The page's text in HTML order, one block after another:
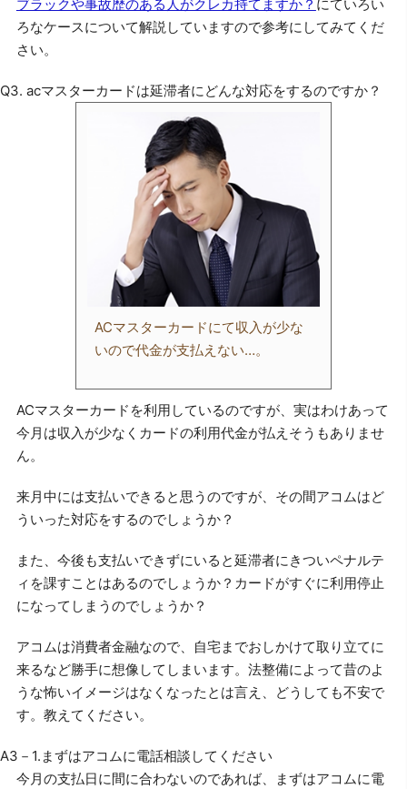
ブラックや事故歴のある人がクレカ持てますか？ にていろい
ろなケースについて解説していますので参考にしてみてくだ
さい。
Q3. acマスターカードは延滞者にどんな対応をするのですか？
ACマスターカードにて収入が少な
いので代金が支払えない…。
ACマスターカードを利用しているのですが、実はわけあって
今月は収入が少なくカードの利用代金が払えそうもありませ
ん。
来月中には支払いできると思うのですが、その間アコムはど
ういった対応をするのでしょうか？
また、今後も支払いできずにいると延滞者にきついペナルテ
ィを課すことはあるのでしょうか？カードがすぐに利用停止
になってしまうのでしょうか？
アコムは消費者金融なので、自宅までおしかけて取り立てに
来るなど勝手に想像してしまいます。法整備によって昔のよ
うな怖いイメージはなくなったとは言え、どうしても不安で
す。教えてください。
A3－1.まずはアコムに電話相談してください
今月の支払日に間に合わないのであれば、まずはアコムに電